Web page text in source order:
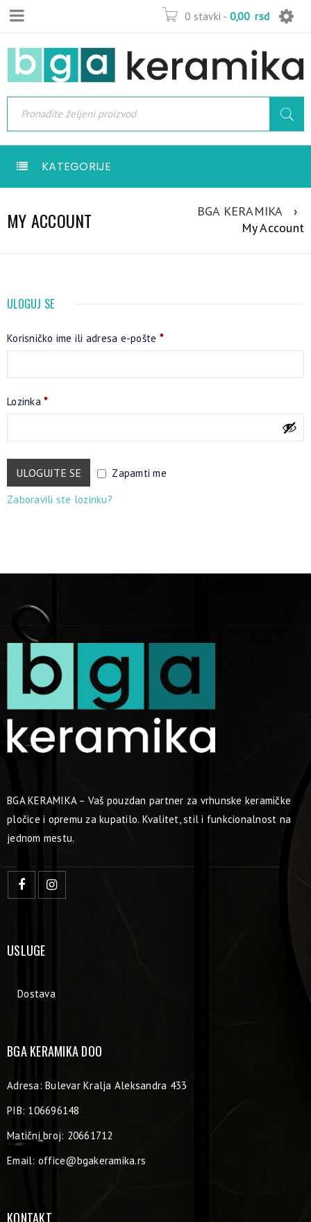
0 stavki - 0,00 rsd
KATEGORIJE
MY ACCOUNT BGA KERAMIKA
›
My Account
ULOGUJ SE
Korisničko ime ili adresa e-pošte *
Lozinka *
Zapamti me
ULOGUJTE SE
Zaboravili ste lozinku?
BGA KERAMIKA – Vaš pouzdan partner za vrhunske keramičke
pločice i opremu za kupatilo. Kvalitet, stil i funkcionalnost na
jednom mestu.
USLUGE
Dostava
BGA KERAMIKA DOO
Adresa: Bulevar Kralja Aleksandra 433
PIB: 106696148
Matični broj: 20661712
Email: office@bgakeramika.rs
KONTAKT